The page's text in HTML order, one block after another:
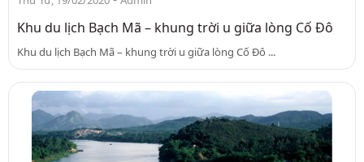
Khu du lịch Bạch Mã – khung trời u giữa lòng Cố Đô
Khu du lịch Bạch Mã – khung trời u giữa lòng Cố Đô ...